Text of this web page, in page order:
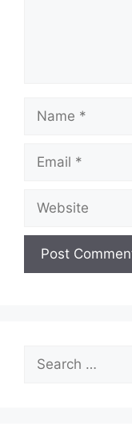
Name
Email
Website
Search
for: